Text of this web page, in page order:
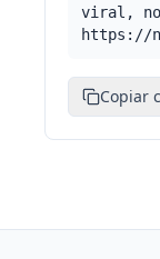
viral,
https://
Copiar